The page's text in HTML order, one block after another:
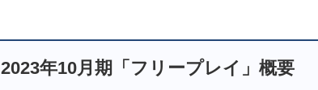
2023年10月期「フリープレイ」概要